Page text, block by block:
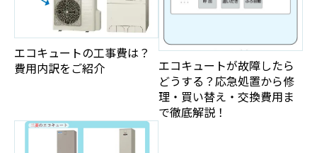
エコキュートの工事費は？
費用内訳をご紹介
エコキュートが故障したら
どうする？応急処置から修
理・買い替え・交換費用ま
で徹底解説！